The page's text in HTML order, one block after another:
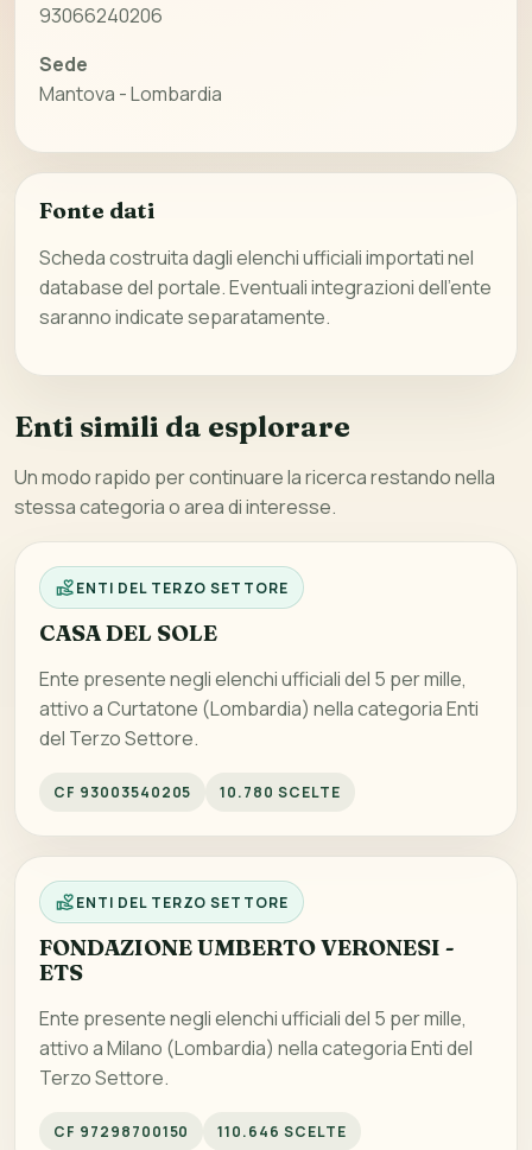
93066240206
Sede
Mantova - Lombardia
Fonte dati
Scheda costruita dagli elenchi ufficiali importati nel
database del portale. Eventuali integrazioni dell’ente
saranno indicate separatamente.
Enti simili da esplorare
Un modo rapido per continuare la ricerca restando nella
stessa categoria o area di interesse.
ENTI DEL TERZO SETTORE
CASA DEL SOLE
Ente presente negli elenchi ufficiali del 5 per mille,
attivo a Curtatone (Lombardia) nella categoria Enti
del Terzo Settore.
CF 93003540205 10.780 SCELTE
ENTI DEL TERZO SETTORE
FONDAZIONE UMBERTO VERONESI -
ETS
Ente presente negli elenchi ufficiali del 5 per mille,
attivo a Milano (Lombardia) nella categoria Enti del
Terzo Settore.
CF 97298700150 110.646 SCELTE